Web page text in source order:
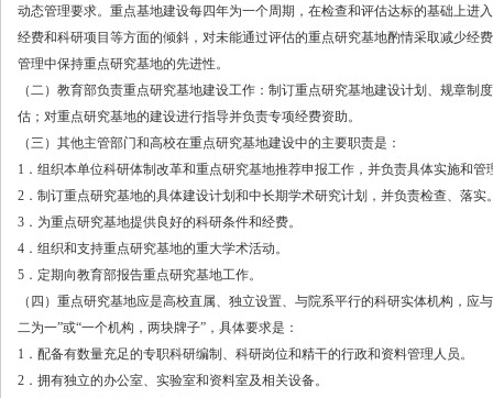
动态管理要求。重点基地建设每四年为一个周期，在检查和评估达标的基础上进
经费和科研项目等方面的倾斜，对未能通过评估的重点研究基地酌情采取减少经
管理中保持重点研究基地的先进性。
（二）教育部负责重点研究基地建设工作：制订重点研究基地建设计划、规章制
估；对重点研究基地的建设进行指导并负责专项经费资助。
（三）其他主管部门和高校在重点研究基地建设中的主要职责是：
1．组织本单位科研体制改革和重点研究基地推荐申报工作，并负责具体实施和管
2．制订重点研究基地的具体建设计划和中长期学术研究计划，并负责检查、落实
3．为重点研究基地提供良好的科研条件和经费。
4．组织和支持重点研究基地的重大学术活动。
5．定期向教育部报告重点研究基地工作。
（四）重点研究基地应是高校直属、独立设置、与院系平行的科研实体机构，应
二为一”或“一个机构，两块牌子”，具体要求是：
1．配备有数量充足的专职科研编制、科研岗位和精干的行政和资料管理人员。
2．拥有独立的办公室、实验室和资料室及相关设备。